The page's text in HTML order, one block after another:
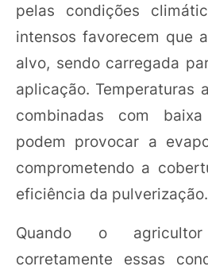
pelas condições
intensos favorecem que
alvo, sendo carregada
aplicação. Temperaturas
combinadas com
podem provocar a
comprometendo a
eficiência da pulverização.
Quando o
corretamente essas